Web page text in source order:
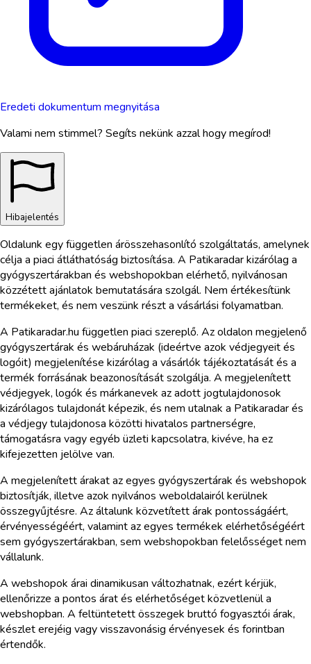
Eredeti dokumentum megnyitása
Valami nem stimmel? Segíts nekünk azzal hogy megírod!
Hibajelentés
Oldalunk egy független árösszehasonlító szolgáltatás, amelynek
célja a piaci átláthatóság biztosítása. A Patikaradar kizárólag a
gyógyszertárakban és webshopokban elérhető, nyilvánosan
közzétett ajánlatok bemutatására szolgál. Nem értékesítünk
termékeket, és nem veszünk részt a vásárlási folyamatban.
A Patikaradar.hu független piaci szereplő. Az oldalon megjelenő
gyógyszertárak és webáruházak (ideértve azok védjegyeit és
logóit) megjelenítése kizárólag a vásárlók tájékoztatását és a
termék forrásának beazonosítását szolgálja. A megjelenített
védjegyek, logók és márkanevek az adott jogtulajdonosok
kizárólagos tulajdonát képezik, és nem utalnak a Patikaradar és
a védjegy tulajdonosa közötti hivatalos partnerségre,
támogatásra vagy egyéb üzleti kapcsolatra, kivéve, ha ez
kifejezetten jelölve van.
A megjelenített árakat az egyes gyógyszertárak és webshopok
biztosítják, illetve azok nyilvános weboldalairól kerülnek
összegyűjtésre. Az általunk közvetített árak pontosságáért,
érvényességéért, valamint az egyes termékek elérhetőségéért
sem gyógyszertárakban, sem webshopokban felelősséget nem
vállalunk.
A webshopok árai dinamikusan változhatnak, ezért kérjük,
ellenőrizze a pontos árat és elérhetőséget közvetlenül a
webshopban. A feltüntetett összegek bruttó fogyasztói árak,
készlet erejéig vagy visszavonásig érvényesek és forintban
értendők.